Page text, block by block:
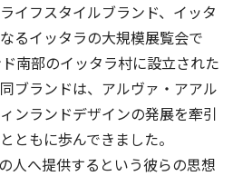
イフスタイルブランド、イッタ
るイッタラの大規模展覧会で
南部のイッタラ村に設立された
ブランドは、アルヴァ・アアル
ンランドデザインの発展を牽引
ともに歩んできました。
人へ提供するという彼らの思想